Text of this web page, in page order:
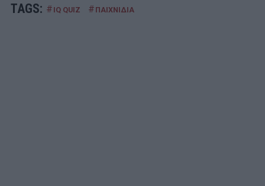
TAGS: # IQ QUIZ # ΠΑΙΧΝΙΔΙΑ